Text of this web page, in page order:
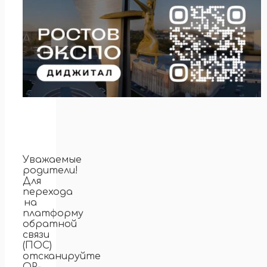
Уважаемые
родители!
Для
перехода
на
платформу
обратной
связи
(ПОС)
отсканируйте